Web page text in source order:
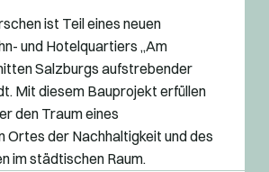
ist Teil eines neuen
und Hotelquartiers „Am
Salzburgs aufstrebender
Mit diesem Bauprojekt erfüllen
den Traum eines
Ortes der Nachhaltigkeit und des
im städtischen Raum.